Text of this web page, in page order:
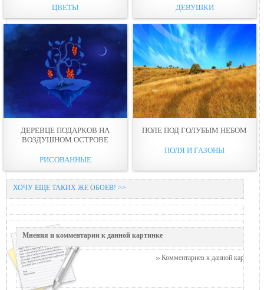
ЦВЕТЫ ДЕВУШКИ
ДЕРЕВЦЕ ПОДАРКОВ НА
ВОЗДУШНОМ ОСТРОВЕ
РИСОВАННЫЕ
ПОЛЕ ПОД ГОЛУБЫМ НЕБОМ
ПОЛЯ И ГАЗОНЫ
ХОЧУ ЕЩЕ ТАКИХ ЖЕ ОБОЕВ! >>
Мнения и комментарии к данной картинке
Комментариев к данной картинке